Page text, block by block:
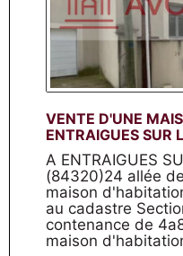
VENTE D'UNE
ENTRAIGUES SUR
A ENTRAIGUES
(84320)24 allée
maison
au cadastre
contenance de
maison